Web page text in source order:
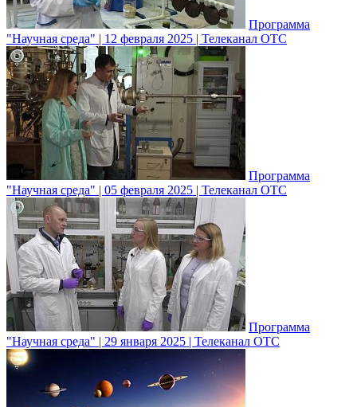
Программа
"Научная среда" | 12 февраля 2025 | Телеканал ОТС
Программа
"Научная среда" | 05 февраля 2025 | Телеканал ОТС
Программа
"Научная среда" | 29 января 2025 | Телеканал ОТС